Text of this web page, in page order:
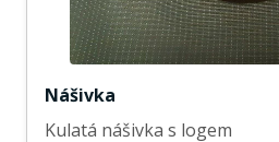
Nášivka
Kulatá nášivka s logem